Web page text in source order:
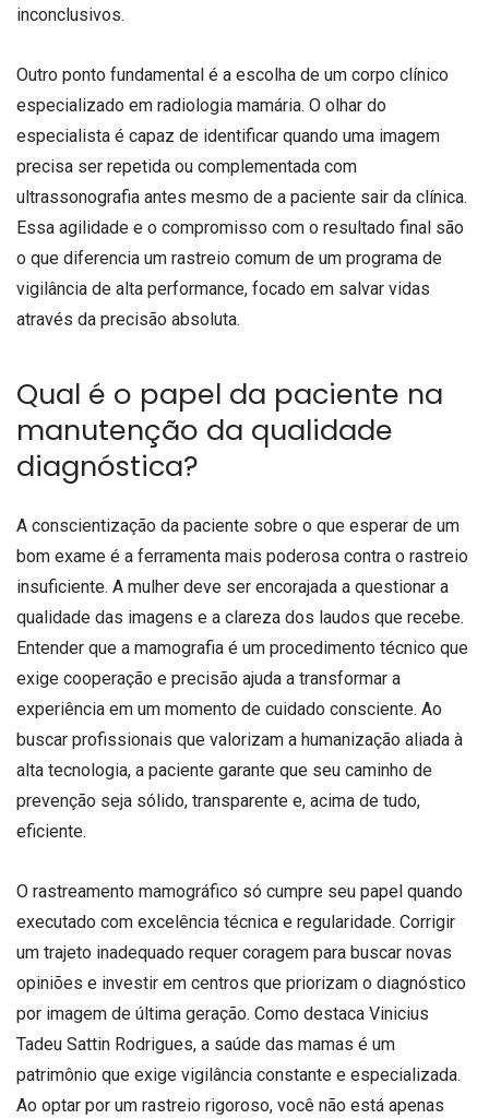
inconclusivos.
Outro ponto fundamental é a escolha de um corpo clínico
especializado em radiologia mamária. O olhar do
especialista é capaz de identificar quando uma imagem
precisa ser repetida ou complementada com
ultrassonografia antes mesmo de a paciente sair da clínica.
Essa agilidade e o compromisso com o resultado final são
o que diferencia um rastreio comum de um programa de
vigilância de alta performance, focado em salvar vidas
através da precisão absoluta.
Qual é o papel da paciente na
manutenção da qualidade
diagnóstica?
A conscientização da paciente sobre o que esperar de um
bom exame é a ferramenta mais poderosa contra o rastreio
insuficiente. A mulher deve ser encorajada a questionar a
qualidade das imagens e a clareza dos laudos que recebe.
Entender que a mamografia é um procedimento técnico que
exige cooperação e precisão ajuda a transformar a
experiência em um momento de cuidado consciente. Ao
buscar profissionais que valorizam a humanização aliada à
alta tecnologia, a paciente garante que seu caminho de
prevenção seja sólido, transparente e, acima de tudo,
eficiente.
O rastreamento mamográfico só cumpre seu papel quando
executado com excelência técnica e regularidade. Corrigir
um trajeto inadequado requer coragem para buscar novas
opiniões e investir em centros que priorizam o diagnóstico
por imagem de última geração. Como destaca Vinicius
Tadeu Sattin Rodrigues, a saúde das mamas é um
patrimônio que exige vigilância constante e especializada.
Ao optar por um rastreio rigoroso, você não está apenas